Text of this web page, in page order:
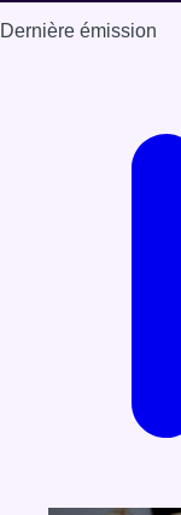
Dernière émission